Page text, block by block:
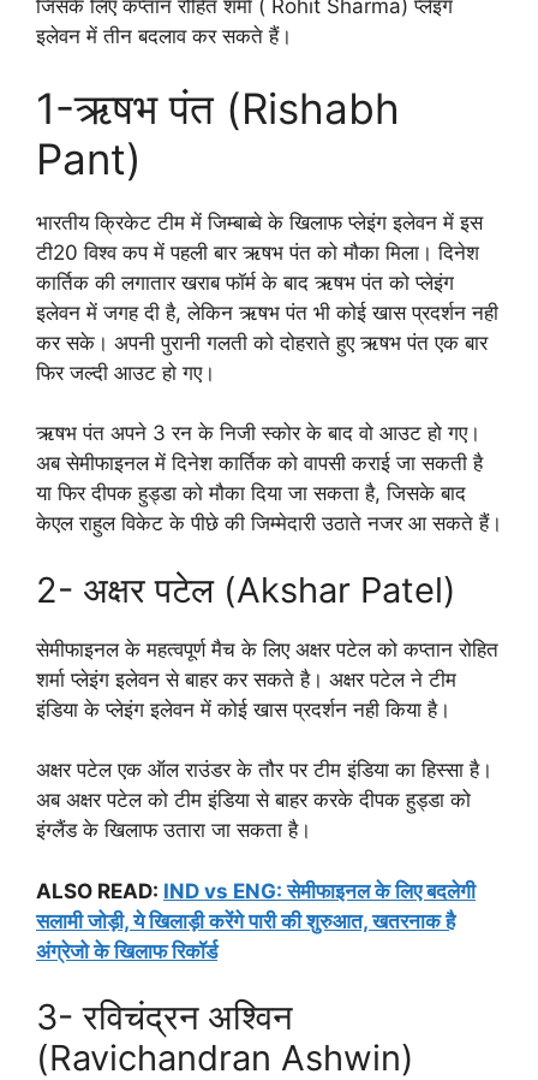
जिसके लिए कप्तान रोहित शर्मा ( Rohit Sharma) प्लेइंग
इलेवन में तीन बदलाव कर सकते हैं।
1-ऋषभ पंत (Rishabh
Pant)
भारतीय क्रिकेट टीम में जिम्बाब्वे के खिलाफ प्लेइंग इलेवन में इस
टी20 विश्व कप में पहली बार ऋषभ पंत को मौका मिला। दिनेश
कार्तिक की लगातार खराब फॉर्म के बाद ऋषभ पंत को प्लेइंग
इलेवन में जगह दी है, लेकिन ऋषभ पंत भी कोई खास प्रदर्शन नही
कर सके। अपनी पुरानी गलती को दोहराते हुए ऋषभ पंत एक बार
फिर जल्दी आउट हो गए।
ऋषभ पंत अपने 3 रन के निजी स्कोर के बाद वो आउट हो गए।
अब सेमीफाइनल में दिनेश कार्तिक को वापसी कराई जा सकती है
या फिर दीपक हुड्डा को मौका दिया जा सकता है, जिसके बाद
केएल राहुल विकेट के पीछे की जिम्मेदारी उठाते नजर आ सकते हैं।
2- अक्षर पटेल (Akshar Patel)
सेमीफाइनल के महत्वपूर्ण मैच के लिए अक्षर पटेल को कप्तान रोहित
शर्मा प्लेइंग इलेवन से बाहर कर सकते है। अक्षर पटेल ने टीम
इंडिया के प्लेइंग इलेवन में कोई खास प्रदर्शन नही किया है।
अक्षर पटेल एक ऑल राउंडर के तौर पर टीम इंडिया का हिस्सा है।
अब अक्षर पटेल को टीम इंडिया से बाहर करके दीपक हुड्डा को
इंग्लैंड के खिलाफ उतारा जा सकता है।
ALSO READ: IND vs ENG: सेमीफाइनल के लिए बदलेगी
सलामी जोड़ी, ये खिलाड़ी करेंगे पारी की शुरुआत, खतरनाक है
अंग्रेजो के खिलाफ रिकॉर्ड
3- रविचंद्रन अश्विन
(Ravichandran Ashwin)